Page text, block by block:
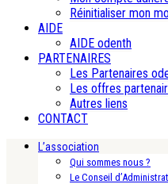
Réinitialiser mon
AIDE
AIDE odenth
PARTENAIRES
Les Partenaires
Les offres
Autres liens
CONTACT
L’association
Qui sommes nous ?
Le Conseil